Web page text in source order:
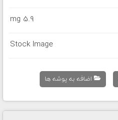
5.9 mg
Stock Image
اضافه به پوشه ها